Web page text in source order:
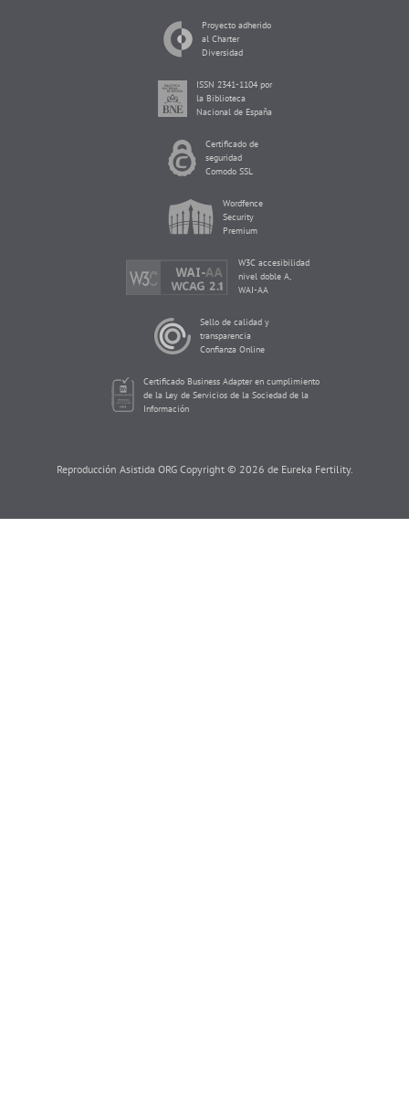
Proyecto adherido
al Charter
Diversidad
ISSN 2341-1104 por
la Biblioteca
Nacional de España
Certificado de
seguridad
Comodo SSL
Wordfence
Security
Premium
W3C accesibilidad
nivel doble A,
WAI-AA
Sello de calidad y
transparencia
Confianza Online
Certificado Business Adapter en cumplimiento
de la Ley de Servicios de la Sociedad de la
Información
Reproducción Asistida ORG Copyright © 2026 de Eureka Fertility.